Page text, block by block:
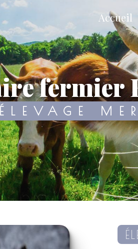
Accueil
ÉLEVAGE